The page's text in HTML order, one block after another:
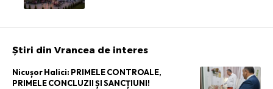
Știri din Vrancea de interes
Nicușor Halici: PRIMELE CONTROALE,
PRIMELE CONCLUZII ȘI SANCȚIUNI!